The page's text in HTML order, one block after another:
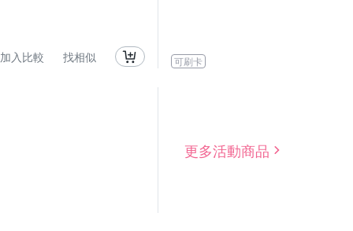
加入比較 找相似 可刷卡
更多活動商品